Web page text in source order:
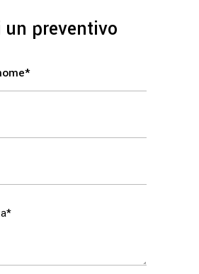
un preventivo